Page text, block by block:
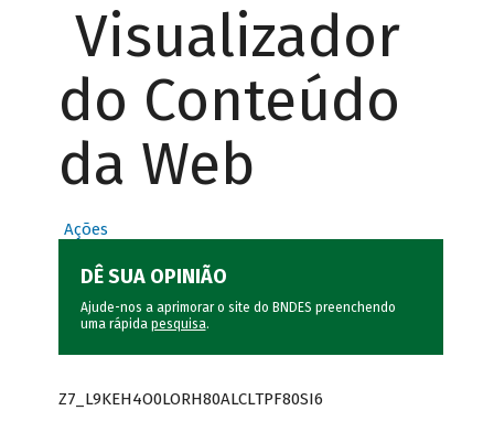
Visualizador
do Conteúdo
da Web
Ações
DÊ SUA OPINIÃO
Ajude-nos a aprimorar o site do BNDES preenchendo
uma rápida pesquisa.
Z7_L9KEH4O0LORH80ALCLTPF80SI6